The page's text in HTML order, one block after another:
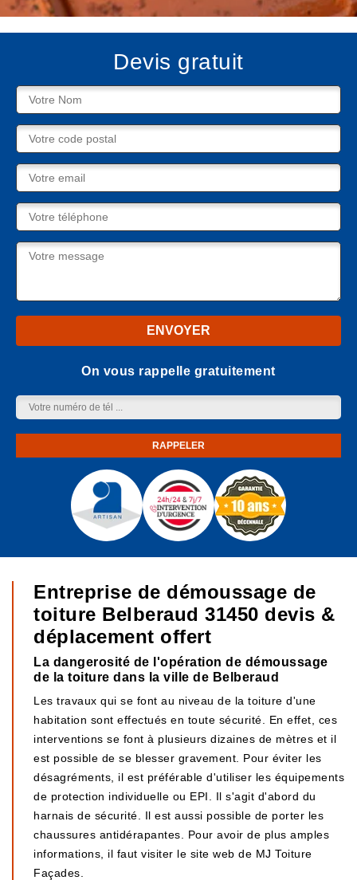
Devis gratuit
On vous rappelle gratuitement
Entreprise de démoussage de
toiture Belberaud 31450 devis &
déplacement offert
La dangerosité de l'opération de démoussage
de la toiture dans la ville de Belberaud
Les travaux qui se font au niveau de la toiture d'une
habitation sont effectués en toute sécurité. En effet, ces
interventions se font à plusieurs dizaines de mètres et il
est possible de se blesser gravement. Pour éviter les
désagréments, il est préférable d'utiliser les équipements
de protection individuelle ou EPI. Il s'agit d'abord du
harnais de sécurité. Il est aussi possible de porter les
chaussures antidérapantes. Pour avoir de plus amples
informations, il faut visiter le site web de MJ Toiture
Façades.